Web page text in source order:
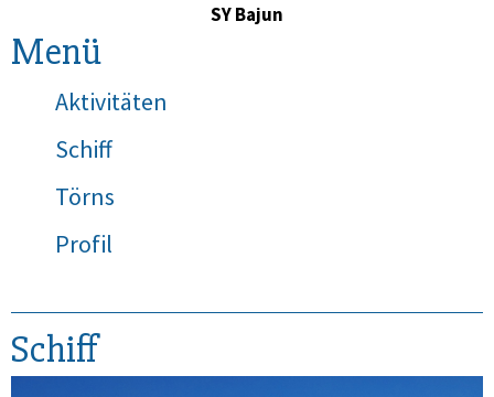
SY Bajun
Menü
Aktivitäten
Schiff
Törns
Profil
Schiff